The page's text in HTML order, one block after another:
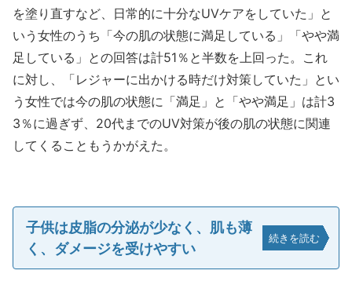
を塗り直すなど、日常的に十分なUVケアをしていた」と
いう女性のうち「今の肌の状態に満足している」「やや満
足している」との回答は計51％と半数を上回った。これ
に対し、「レジャーに出かける時だけ対策していた」とい
う女性では今の肌の状態に「満足」と「やや満足」は計3
3％に過ぎず、20代までのUV対策が後の肌の状態に関連
してくることもうかがえた。
子供は皮脂の分泌が少なく、肌も薄
く、ダメージを受けやすい
続きを読む